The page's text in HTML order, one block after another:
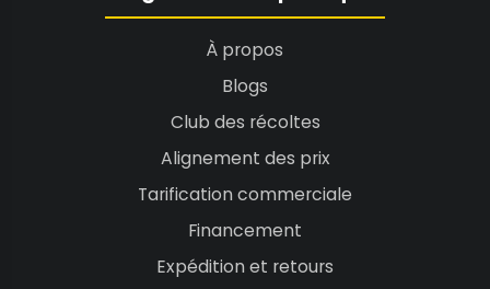
À propos
Blogs
Club des récoltes
Alignement des prix
Tarification commerciale
Financement
Expédition et retours